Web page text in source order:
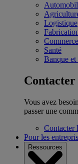
Logistique
Santé
Banque
Vous avez
passer une
Contacter
Pour les
Ressources